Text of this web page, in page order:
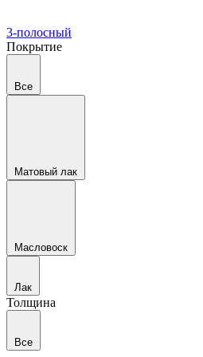
3-полосный
Покрытие
Все
Матовый лак
Масловоск
Лак
Толщина
Все